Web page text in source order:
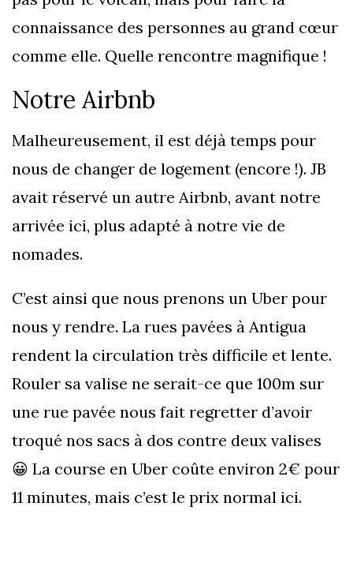
connaissance des personnes au grand cœur
comme elle. Quelle rencontre magnifique !
Notre Airbnb
Malheureusement, il est déjà temps pour
nous de changer de logement (encore !). JB
avait réservé un autre Airbnb, avant notre
arrivée ici, plus adapté à notre vie de
nomades.
C’est ainsi que nous prenons un Uber pour
nous y rendre. La rues pavées à Antigua
rendent la circulation très difficile et lente.
Rouler sa valise ne serait-ce que 100m sur
une rue pavée nous fait regretter d’avoir
troqué nos sacs à dos contre deux valises
😀 La course en Uber coûte environ 2€ pour
11 minutes, mais c’est le prix normal ici.